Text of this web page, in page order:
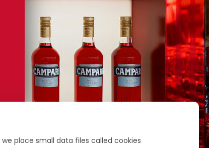
place small data files called cookies